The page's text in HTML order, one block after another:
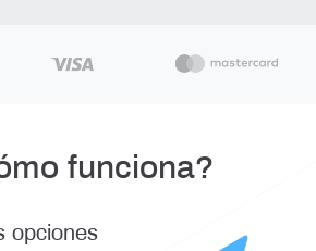
funciona?
opciones